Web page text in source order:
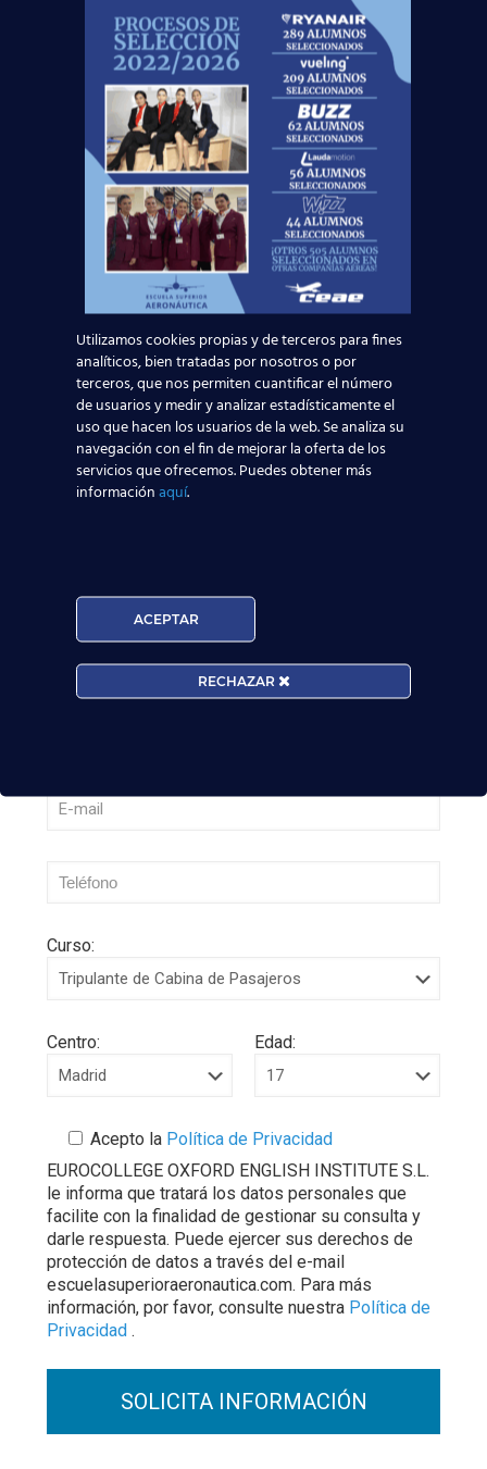
El próximo curso 2018/2019
, deja que impulsemos
hacia lo más alto. ¡Te esperamos!
Noticias Relacionadas
Mapa de la aviación global 2025: las rutas más
transitadas y los países con más pasajeros
Leer más
¡Últimas plazas! Nuevo Curso TCP en Madrid
– Tercer cuatrimestre 2026
Leer más
Leer más
Curso:
Centro: Edad:
Acepto la Política de Privacidad
EUROCOLLEGE OXFORD ENGLISH INSTITUTE S.L.
le informa que tratará los datos personales que
facilite con la finalidad de gestionar su consulta y
darle respuesta. Puede ejercer sus derechos de
protección de datos a través del e-mail
escuelasuperioraeronautica.com. Para más
información, por favor, consulte nuestra Política de
Privacidad .
Utilizamos cookies propias y de terceros para fines
analíticos, bien tratadas por nosotros o por
terceros, que nos permiten cuantificar el número
de usuarios y medir y analizar estadísticamente el
uso que hacen los usuarios de la web. Se analiza su
navegación con el fin de mejorar la oferta de los
servicios que ofrecemos. Puedes obtener más
informaciónaquí.
ACEPTAR
RECHAZAR